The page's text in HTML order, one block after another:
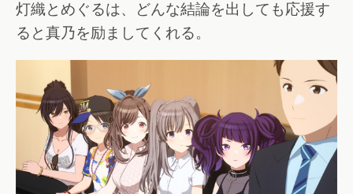
灯織とめぐるは、どんな結論を出しても応援す
ると真乃を励ましてくれる。